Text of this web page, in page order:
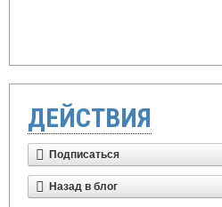
ДЕЙСТВИЯ
Подписаться
Назад в блог